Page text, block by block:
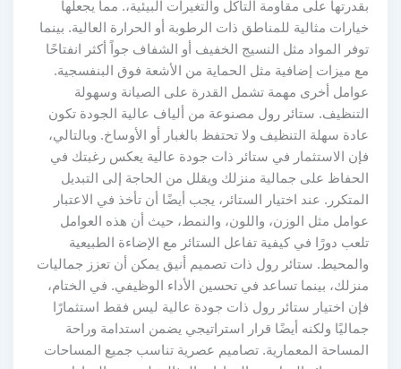
بقدرتها على مقاومة التآكل والتغيرات البيئية،. مما يجعلها
خيارات مثالية للمناطق ذات الرطوبة أو الحرارة العالية. بينما
توفر المواد مثل النسيج الخفيف أو الشفاف جواً أكثر انفتاحًا
مع ميزات إضافية مثل الحماية من الأشعة فوق البنفسجية.
عوامل أخرى مهمة تشمل القدرة على الصيانة وسهولة
التنظيف. ستائر رول مصنوعة من ألياف عالية الجودة تكون
عادة سهلة التنظيف ولا تحتفظ بالغبار أو الأوساخ. وبالتالي،
فإن الاستثمار في ستائر ذات جودة عالية يعكس رغبتك في
الحفاظ على جمالية منزلك ويقلل من الحاجة إلى التبديل
المتكرر. عند اختيار الستائر، يجب أيضًا أن تأخذ في الاعتبار
عوامل مثل الوزن، واللون، والنمط، حيث أن هذه العوامل
تلعب دورًا في كيفية تفاعل الستائر مع الإضاءة الطبيعية
والمحيط. ستائر رول ذات تصميم أنيق يمكن أن تعزز جماليات
منزلك، بينما تساعد في تحسين الأداء الوظيفي. في الختام،
فإن اختيار ستائر رول ذات جودة عالية ليس فقط استثمارًا
جماليًا ولكنه أيضًا قرار استراتيجي يضمن استدامة وراحة
المساحة المعمارية. تصاميم عصرية تناسب جميع المساحات